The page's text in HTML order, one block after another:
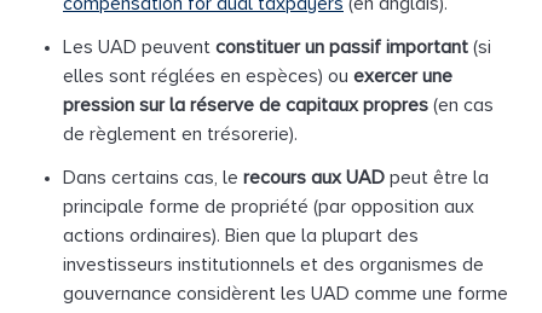
compensation for dual taxpayers (en anglais).
Les UAD peuvent constituer un passif important (si
elles sont réglées en espèces) ou exercer une
pression sur la réserve de capitaux propres (en cas
de règlement en trésorerie).
Dans certains cas, le recours aux UAD peut être la
principale forme de propriété (par opposition aux
actions ordinaires). Bien que la plupart des
investisseurs institutionnels et des organismes de
gouvernance considèrent les UAD comme une forme